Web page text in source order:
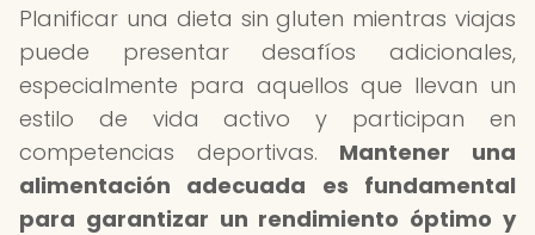
Planificar una dieta sin gluten mientras viajas
puede presentar desafíos adicionales,
especialmente para aquellos que llevan un
estilo de vida activo y participan en
competencias deportivas. Mantener una
alimentación adecuada es fundamental
para garantizar un rendimiento óptimo y